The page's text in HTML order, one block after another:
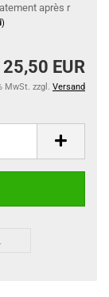
après r
EUR
MwSt. zzgl. Versand